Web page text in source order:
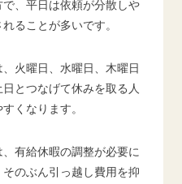
、平日は依頼が分散しや
ることが多いです。
火曜日、水曜日、木曜日
とつなげて休みを取る人
くなります。
有給休暇の調整が必要に
のぶん引っ越し費用を抑